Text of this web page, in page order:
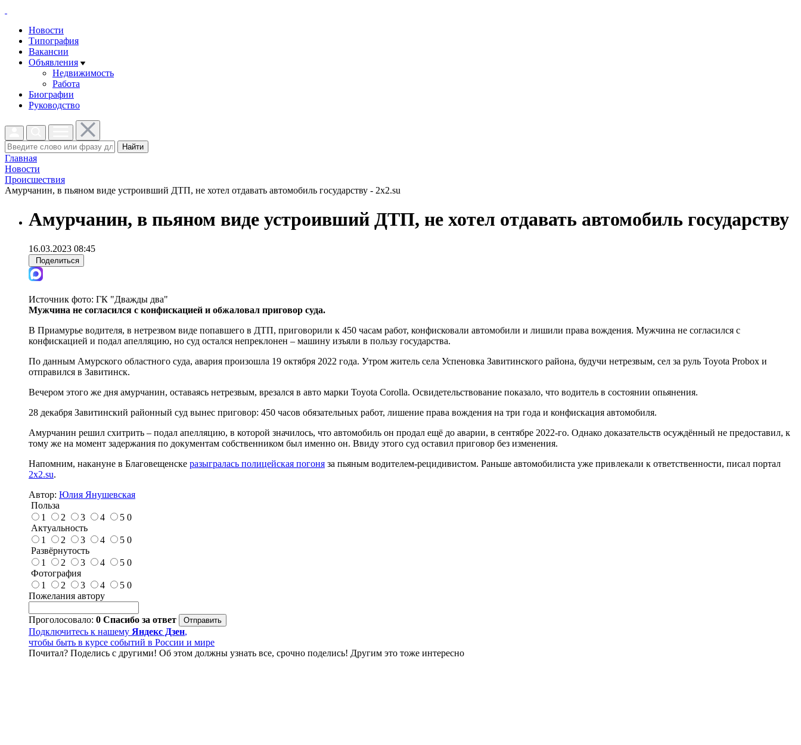
Новости
Типография
Вакансии
Объявления
Недвижимость
Работа
Биографии
Руководство
Найти
Главная
Новости
Проиcшествия
Амурчанин, в пьяном виде устроивший ДТП, не хотел отдавать автомобиль государству - 2x2.su
Амурчанин, в пьяном виде устроивший ДТП, не хотел отдавать автомобиль государству
16.03.2023 08:45
Поделиться
Источник фото: ГК "Дважды два"
Мужчина не согласился с конфискацией и обжаловал приговор суда.
В Приамурье водителя, в нетрезвом виде попавшего в ДТП, приговорили к 450 часам работ, конфисковали автомобили и лишили права вождения. Мужчина не согласился с
конфискацией и подал апелляцию, но суд остался непреклонен – машину изъяли в пользу государства.
По данным Амурского областного суда, авария произошла 19 октября 2022 года. Утром житель села Успеновка Завитинского района, будучи нетрезвым, сел за руль Toyota Рrоbох и
отправился в Завитинск.
Вечером этого же дня амурчанин, оставаясь нетрезвым, врезался в авто марки Toyota Corolla. Освидетельствование показало, что водитель в состоянии опьянения.
28 декабря Завитинский районный суд вынес приговор: 450 часов обязательных работ, лишение права вождения на три года и конфискация автомобиля.
Амурчанин решил схитрить – подал апелляцию, в которой значилось, что автомобиль он продал ещё до аварии, в сентябре 2022-го. Однако доказательств осуждённый не предоставил, к
тому же на момент задержания по документам собственником был именно он. Ввиду этого суд оставил приговор без изменения.
Напомним, накануне в Благовещенске разыгралась полицейская погоня за пьяным водителем-рецидивистом. Раньше автомобилиста уже привлекали к ответственности, писал портал
2x2.su.
Автор: Юлия Янушевская
Польза
1
2 3 4 5 0
Актуальность
1
2 3 4 5 0
Развёрнутость
1
2 3 4 5 0
Фотография
1
2 3 4 5 0
Пожелания автору
Проголосовало: 0 Спасибо за ответ
Подключитесь к нашему Яндекс Дзен,
чтобы быть в курсе событий в России и мире
Почитал? Поделись с другими! Об этом должны узнать все, срочно поделись! Другим это тоже интересно